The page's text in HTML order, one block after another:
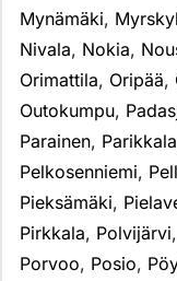
Mynämäki,
Nivala, Nokia,
Orimattila, Oripää,
Outokumpu,
Parainen, Parikkala
Pelkosenniemi,
Pieksämäki,
Pirkkala, Polvijärvi,
Porvoo, Posio,